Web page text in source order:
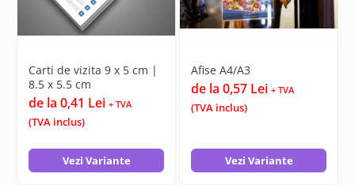
Carti de vizita 9 x 5 cm |
8.5 x 5.5 cm
de la 0,41 Lei + TVA
(TVA inclus)
Vezi Variante
Afise A4/A3
de la 0,57 Lei + TVA
(TVA inclus)
Vezi Variante